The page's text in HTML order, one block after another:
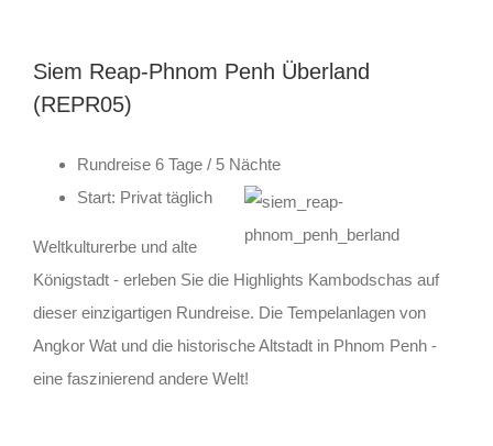
Siem Reap-Phnom Penh Überland
(REPR05)
Rundreise 6 Tage / 5 Nächte
Start: Privat täglich
Weltkulturerbe und alte
Königstadt - erleben Sie die Highlights Kambodschas auf
dieser einzigartigen Rundreise. Die Tempelanlagen von
Angkor Wat und die historische Altstadt in Phnom Penh -
eine faszinierend andere Welt!